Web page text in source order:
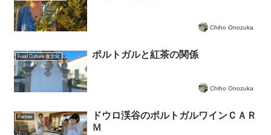
Chiho Onozuka
Food Culture 食文化 ポルトガルと紅茶の関係
Chiho Onozuka
Partner
ドウロ渓谷のポルトガルワインＣＡＲ
Ｍ